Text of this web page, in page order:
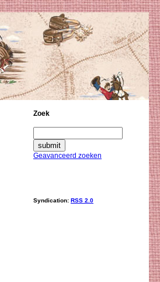
Zoek
Geavanceerd zoeken
Syndication: RSS 2.0